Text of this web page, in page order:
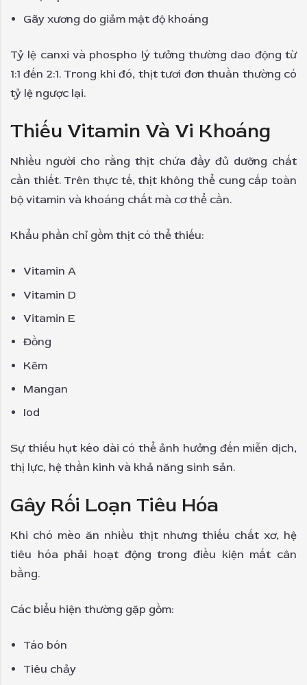
Gãy xương do giảm mật độ khoáng
Tỷ lệ canxi và phospho lý tưởng thường dao động từ
1:1 đến 2:1. Trong khi đó, thịt tươi đơn thuần thường có
tỷ lệ ngược lại.
Thiếu Vitamin Và Vi Khoáng
Nhiều người cho rằng thịt chứa đầy đủ dưỡng chất
cần thiết. Trên thực tế, thịt không thể cung cấp toàn
bộ vitamin và khoáng chất mà cơ thể cần.
Khẩu phần chỉ gồm thịt có thể thiếu:
Vitamin A
Vitamin D
Vitamin E
Đồng
Kẽm
Mangan
Iod
Sự thiếu hụt kéo dài có thể ảnh hưởng đến miễn dịch,
thị lực, hệ thần kinh và khả năng sinh sản.
Gây Rối Loạn Tiêu Hóa
Khi chó mèo ăn nhiều thịt nhưng thiếu chất xơ, hệ
tiêu hóa phải hoạt động trong điều kiện mất cân
bằng.
Các biểu hiện thường gặp gồm:
Táo bón
Tiêu chảy